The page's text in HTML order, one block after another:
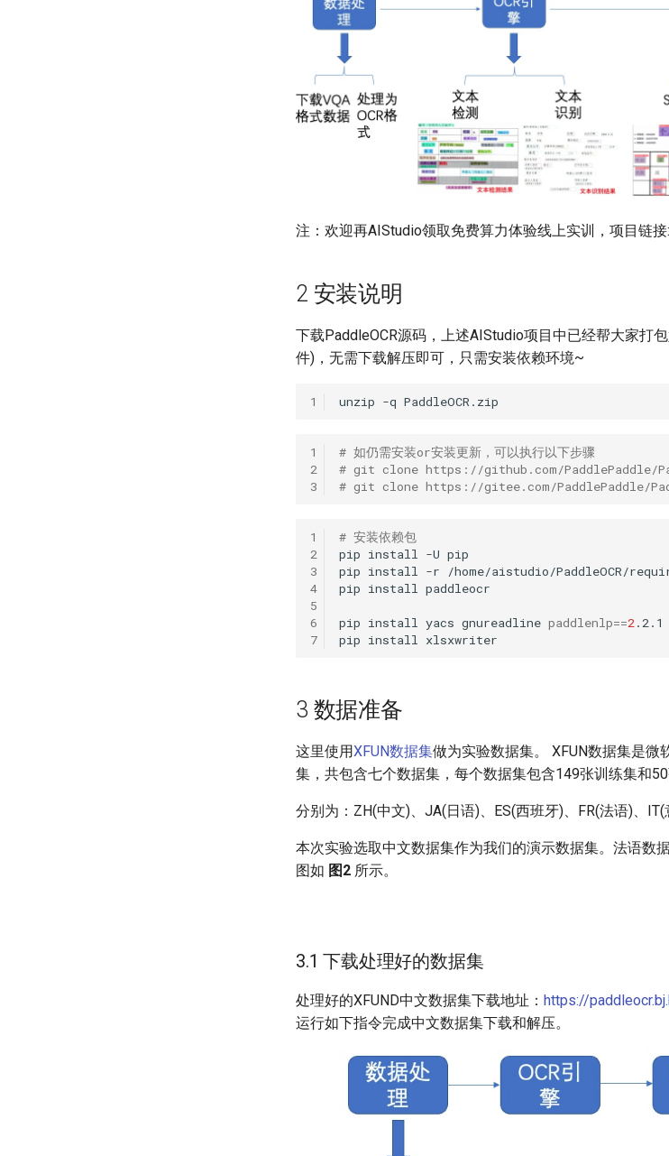
注：欢迎再AIStudio领取免费算力体验线上实训，项目链接:
2 安装说明
下载PaddleOCR源码，上述AIStudio项目中已经帮大家打
件)，无需下载解压即可，只需安装依赖环境~
1 unzip -q
1
2
3
# 如仍需安装or安装更新，可以执行以下步骤
# git clone https://github.com/PaddlePaddle/
# git clone https://gitee.com/PaddlePaddle/
1
2
3
4
5
6
7
# 安装依赖包
pip install -U
pip install -r
pip install
pip install yacs gnureadline paddlenlp==2
pip install
3 数据准备
这里使用XFUN数据集做为实验数据集。 XFUN数据集是
集，共包含七个数据集，每个数据集包含149张训练集和
分别为：ZH(中文)、JA(日语)、ES(西班牙)、FR(法语)、
本次实验选取中文数据集作为我们的演示数据集。法语数
图如 图2 所示。
3.1 下载处理好的数据集
处理好的XFUND中文数据集下载地址： https://
运行如下指令完成中文数据集下载和解压。